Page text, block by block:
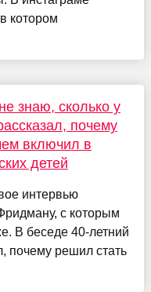
котором
знаю, сколько у
почему
включил в
детей
интервью
с которым
В беседе 40-летний
почему решил стать